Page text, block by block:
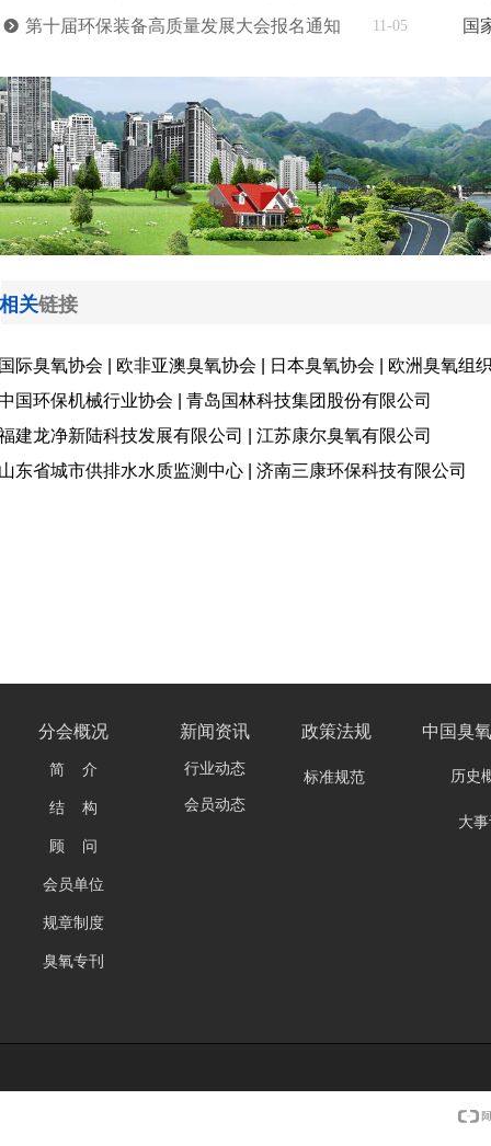
11-05
뀹 第十届环保装备高质量发展大会报名通知
国
相关链接
际臭氧协会 欧非亚澳臭氧协会 日本臭氧协会
欧洲臭氧组
国环保机械行业协会
青岛国林科技集团股份有限公司
建龙净新陆科技发展有限公司
江苏康尔臭氧有限公司
东省城市供排水水质监测中心
济南三康环保科技有限公司
中国臭
历史
大
行业动态
会员动态
简 介
结 构
顾 问
会员单位
规章制度
臭氧专刊
政策法规
标准规范
分会概况 新闻资讯